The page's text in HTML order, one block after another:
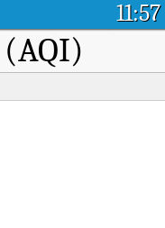
11:57